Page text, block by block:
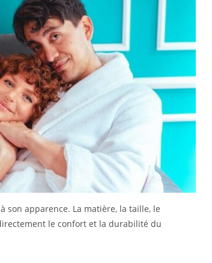
son apparence. La matière, la taille, le
le confort et la durabilité du